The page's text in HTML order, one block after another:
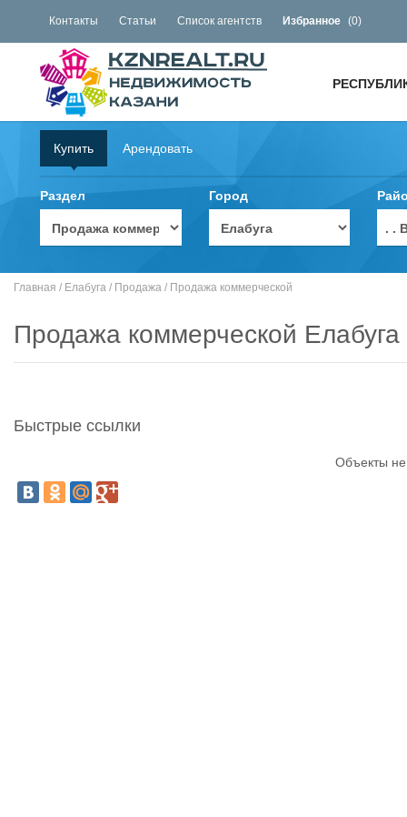
Контакты Статьи Список агентств Избранное (0)
Купить Арендовать
Раздел Город
. .
Главная / Елабуга / Продажа / Продажа коммерческой
Продажа коммерческой Елабуга
Быстрые ссылки
Объекты